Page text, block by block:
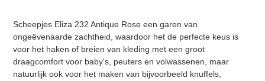
Scheepjes Eliza 232 Antique Rose een garen van
ongeëvenaarde zachtheid, waardoor het de perfecte keus is
voor het haken of breien van kleding met een groot
draagcomfort voor baby's, peuters en volwassenen, maar
natuurlijk ook voor het maken van bijvoorbeeld knuffels,